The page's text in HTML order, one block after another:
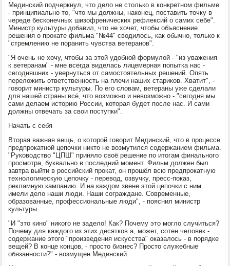
Мединский подчеркнул, что дело не столько в конкретном фильме
- принципиально то, "что мы должны, наконец, поставить точку в
череде бесконечных шизофренических рефлексий о самих себе".
Министр культуры добавил, что не хочет, чтобы объяснение
решения о прокате фильма "№44" сводилось, как обычно, только к
"стремлению не поранить чувства ветеранов".
"Я очень не хочу, чтобы за этой удобной формулой - "из уважения
к ветеранам" - мне всегда виделась лицемерная попытка нас -
сегодняшних - увернуться от самостоятельных решений. Опять
переложить ответственность на плечи наших стариков. Хватит", -
говорит министр культуры. По его словам, ветераны уже сделали
для нашей страны всё, что возможно и невозможно - "сегодня мы
сами делаем историю России, которая будет после нас. И сами
должны отвечать за свои поступки".
Начать с себя
Вторая важная вещь, о которой говорит Мединский, что в процессе
предпрокатной цепочки никто не возмутился содержанием фильма.
"Руководство "ЦПШ" приняло своё решение по итогам финального
просмотра, буквально в последний момент. Фильм должен был
завтра выйти в российский прокат, он прошёл всю предпрокатную
технологическую цепочку - перевод, озвучку, пресс-показ,
рекламную кампанию. И на каждом звене этой цепочки с ним
имели дело наши люди. Наши сограждане. Современные,
образованные, профессиональные люди", - пояснил министр
культуры.
"И "это кино" никого не задело! Как? Почему это могло случиться?
Почему для каждого из этих десятков а, может, сотен человек -
содержание этого "произведения искусства" оказалось - в порядке
вещей? В конце концов, - просто бизнес? Просто служебные
обязанности?" - возмущен Мединский.